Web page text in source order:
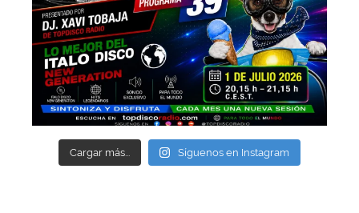
Cargar más... Síguenos en Instagram